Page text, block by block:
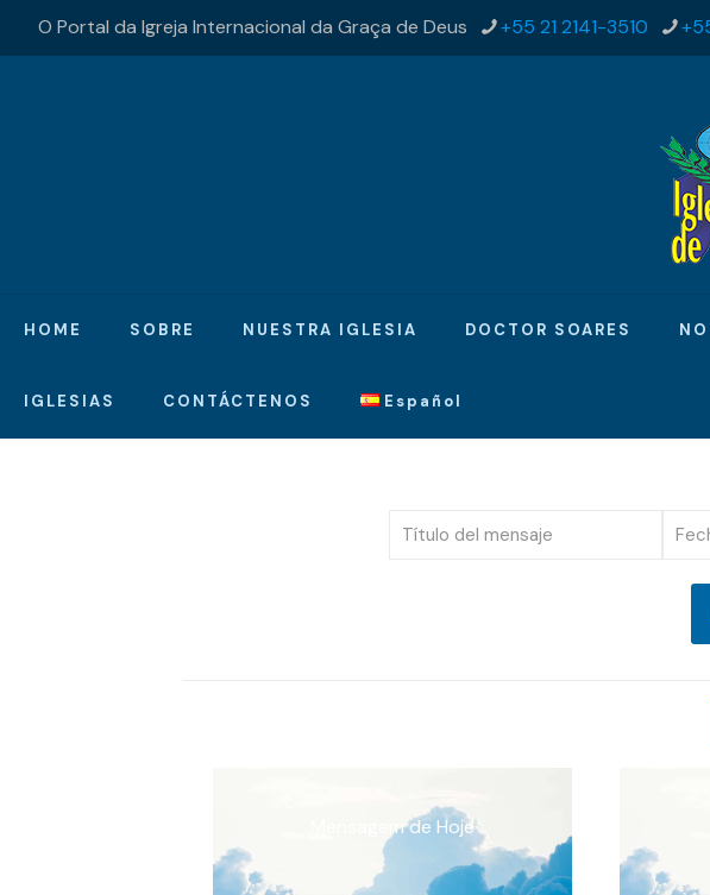
O Portal da Igreja Internacional da Graça de Deus +55 21 2141-3510
HOME SOBRE NUESTRA IGLESIA DOCTOR SOARES
IGLESIAS CONTÁCTENOS Español